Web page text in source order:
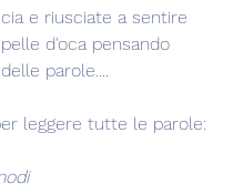
e riusciate a sentire
d'oca pensando
parole....
leggere tutte le parole: